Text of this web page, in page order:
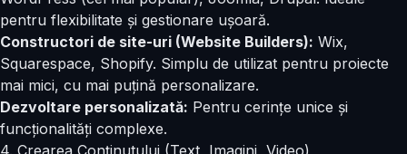
pentru flexibilitate și gestionare ușoară.
Constructori de site-uri (Website Builders): Wix,
Squarespace, Shopify. Simplu de utilizat pentru proiecte
mai mici, cu mai puțină personalizare.
Dezvoltare personalizată: Pentru cerințe unice și
funcționalități complexe.
4. Crearea Conținutului (Text, Imagini, Video)